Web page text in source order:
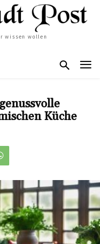
wissen wollen
Küche